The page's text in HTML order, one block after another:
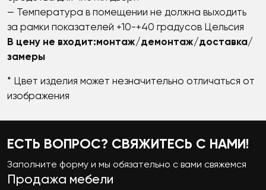
— Температура в помещении не должна выходить
за рамки показателей +10-+40 градусов Цельсия
В цену не входит:монтаж/демонтаж/доставка/
замеры
* Цвет изделия может незначительно отличаться от
изображения
ЕСТЬ ВОПРОС? СВЯЖИТЕСЬ С НАМИ!
Заполните форму и мы обязательно с вами свяжемся
Продажа мебели